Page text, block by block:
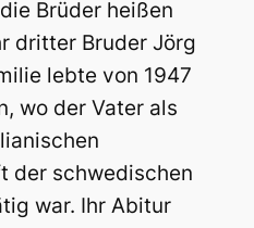
Brüder heißen
dritter Bruder Jörg
lebte von 1947
wo der Vater als
der schwedischen
war. Ihr Abitur